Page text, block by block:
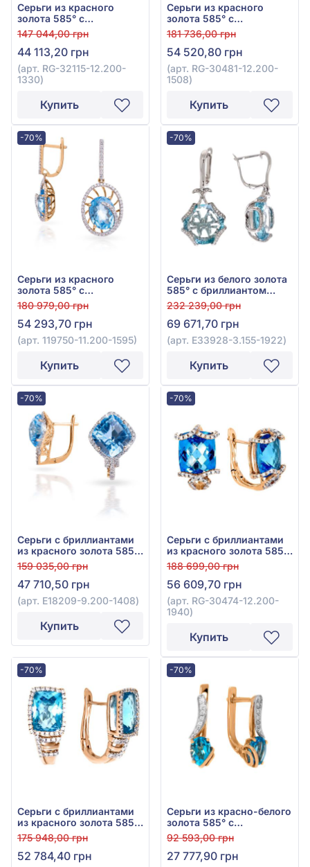
Серьги из красного
золота 585° с
бриллиантом 0,22ct и
топазом Sky Blue 7,65ct,
арт. RG-32115-12.200-
1330
147 044,00 грн
44 113,20 грн
(арт. RG-32115-12.200-
1330)
Купить
Серьги из красного
золота 585° с
бриллиантом 0,19ct и
топазом Sky Blue 13,55ct,
арт. RG-30481-12.200-
1508
181 736,00 грн
54 520,80 грн
(арт. RG-30481-12.200-
1508)
Купить
-70%
Серьги из красного
золота 585° с
бриллиантом 0,43ct и
топазом Swiss Blue
6,36ct, арт. 119750-
11.200-1595
180 979,00 грн
54 293,70 грн
(арт. 119750-11.200-1595)
Купить
-70%
Серьги из белого золота
585° с бриллиантом
0,22ct и топазом Swiss
Blue 14,02ct, арт.
E33928-3.155-1922
232 239,00 грн
69 671,70 грн
(арт. E33928-3.155-1922)
Купить
-70%
Серьги с бриллиантами
из красного золота 585°
с бриллиантом 0,28ct и
топазом Sky Blue 9,87ct,
арт. E18209-9.200-1408
159 035,00 грн
47 710,50 грн
(арт. E18209-9.200-1408)
Купить
-70%
Серьги с бриллиантами
из красного золота 585°
с бриллиантом 0,41ct и
топазом Sky Blue 9,1ct,
арт. RG-30474-12.200-
1940
188 699,00 грн
56 609,70 грн
(арт. RG-30474-12.200-
1940)
Купить
-70%
Серьги с бриллиантами
из красного золота 585°,
бриллиант 0,35ct, топаз
Sky Blue 6,6ct, арт. RG-
30477-12.200-1890
175 948,00 грн
52 784,40 грн
-70%
Серьги из красно-белого
золота 585° с
бриллиантом 0,1ct и
топазом Swiss Blue
2,14ct, арт. 58E0034421-
92 593,00 грн
27 777,90 грн